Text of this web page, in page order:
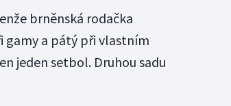
brněnská rodačka
gamy a pátý při vlastním
jeden setbol. Druhou sadu